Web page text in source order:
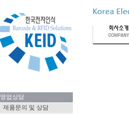
영업상담
제품문의 및 상담